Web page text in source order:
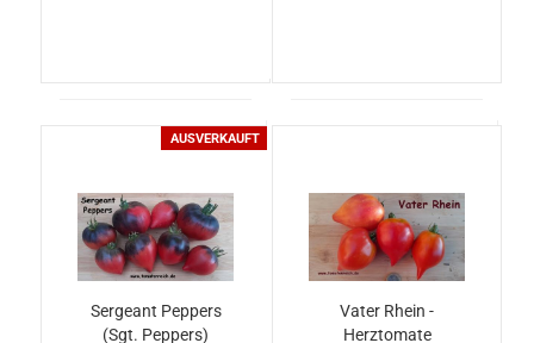
AUSVERKAUFT
Sergeant Peppers
(Sgt. Peppers)
Vater Rhein -
Herztomate